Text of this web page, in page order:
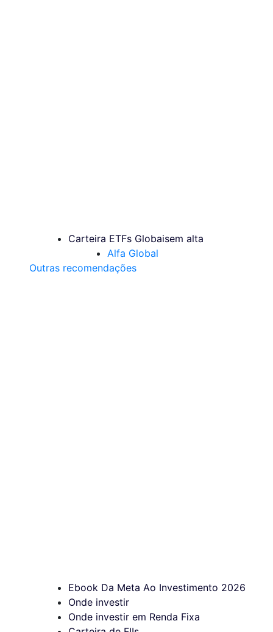
Carteira ETFs Globaisem alta
Alfa Global
Outras recomendações
Ebook Da Meta Ao Investimento 2026
Onde investir
Onde investir em Renda Fixa